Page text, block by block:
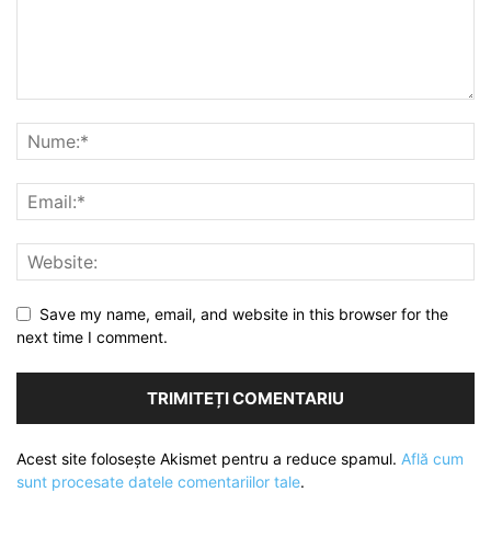
Save my name, email, and website in this browser for the
next time I comment.
Acest site folosește Akismet pentru a reduce spamul. Află cum
sunt procesate datele comentariilor tale.